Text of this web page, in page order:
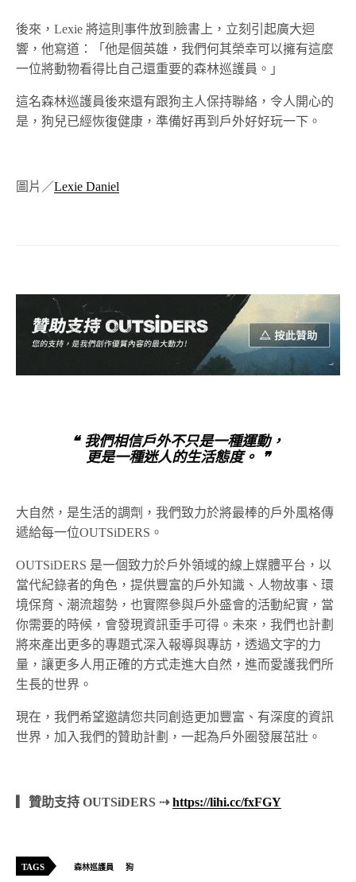
後來，Lexie 將這則事件放到臉書上，立刻引起廣大迴
響，他寫道：「他是個英雄，我們何其榮幸可以擁有這麼
一位將動物看得比自己還重要的森林巡護員。」
這名森林巡護員後來還有跟狗主人保持聯絡，令人開心的
是，狗兒已經恢復健康，準備好再到戶外好好玩一下。
圖片／Lexie Daniel
❝ 我們相信戶外不只是一種運動，
更是一種迷人的生活態度。 ❞
大自然，是生活的調劑，我們致力於將最棒的戶外風格傳
遞給每一位OUTSiDERS。
OUTSiDERS 是一個致力於戶外領域的線上媒體平台，以
當代紀錄者的角色，提供豐富的戶外知識、人物故事、環
境保育、潮流趨勢，也實際參與戶外盛會的活動紀實，當
你需要的時候，會發現資訊垂手可得。未來，我們也計劃
將來產出更多的專題式深入報導與專訪，透過文字的力
量，讓更多人用正確的方式走進大自然，進而愛護我們所
生長的世界。
現在，我們希望邀請您共同創造更加豐富、有深度的資訊
世界，加入我們的贊助計劃，一起為戶外圈發展茁壯。
▎贊助支持 OUTSiDERS ⇢https://lihi.cc/fxFGY
TAGS 森林巡護員 狗